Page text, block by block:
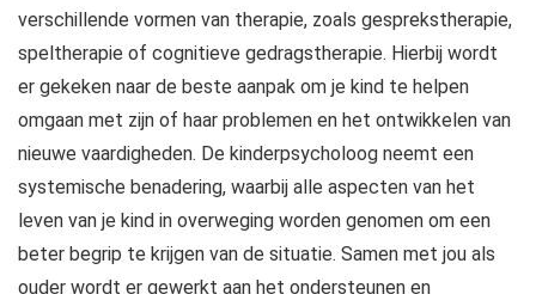
verschillende vormen van therapie, zoals gesprekstherapie,
speltherapie of cognitieve gedragstherapie. Hierbij wordt
er gekeken naar de beste aanpak om je kind te helpen
omgaan met zijn of haar problemen en het ontwikkelen van
nieuwe vaardigheden. De kinderpsycholoog neemt een
systemische benadering, waarbij alle aspecten van het
leven van je kind in overweging worden genomen om een
beter begrip te krijgen van de situatie. Samen met jou als
ouder wordt er gewerkt aan het ondersteunen en